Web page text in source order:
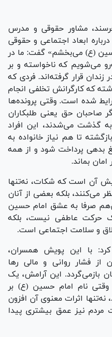
مشاور حقوقی و مدرس
درباره ابعاد اجتماعی و حقوقی
(ع) می‌بخشم» گفت: ما در
می‌شویم که ناخواسته و بر
زندان قرار گرفته‌اند. فردی که
که کارگرانش تخلفی انجام
شده است. وقتی پرونده‌ها
صاحبان حق یعنی طلبکاران
گذشت می‌شدند، این افراد
تا هم نیاز خانواده به
بدهی پرداخت شود و از همه
بماند.
آن است که شکات، نه‌تنها
می‌کنند، بلکه بعضی از آنان
صرفا به عشق امام حسین
حرکت عاطفی نیست، بلکه
و سلامت اجتماعی است.
کرد: با این پویش همسران،
از فشار روانی و مالی رها
بازمی‌گردد. این آرامش، یک
وقتی نام امام حسین (ع) بر
اثرات معنوی آن افزون
مردم نیز عمق بیشتری پیدا